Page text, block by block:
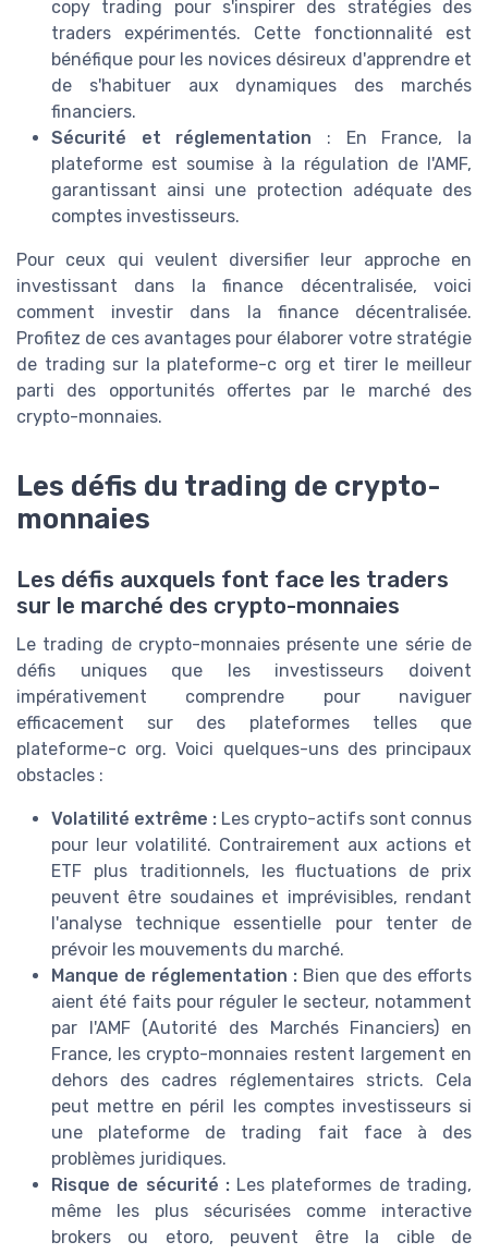
copy trading pour s'inspirer des stratégies des
traders expérimentés. Cette fonctionnalité est
bénéfique pour les novices désireux d'apprendre et
de s'habituer aux dynamiques des marchés
financiers.
Sécurité et réglementation : En France, la
plateforme est soumise à la régulation de l'AMF,
garantissant ainsi une protection adéquate des
comptes investisseurs.
Pour ceux qui veulent diversifier leur approche en
investissant dans la finance décentralisée, voici
comment investir dans la finance décentralisée.
Profitez de ces avantages pour élaborer votre stratégie
de trading sur la plateforme-c org et tirer le meilleur
parti des opportunités offertes par le marché des
crypto-monnaies.
Les défis du trading de crypto-
monnaies
Les défis auxquels font face les traders
sur le marché des crypto-monnaies
Le trading de crypto-monnaies présente une série de
défis uniques que les investisseurs doivent
impérativement comprendre pour naviguer
efficacement sur des plateformes telles que
plateforme-c org. Voici quelques-uns des principaux
obstacles :
Volatilité extrême : Les crypto-actifs sont connus
pour leur volatilité. Contrairement aux actions et
ETF plus traditionnels, les fluctuations de prix
peuvent être soudaines et imprévisibles, rendant
l'analyse technique essentielle pour tenter de
prévoir les mouvements du marché.
Manque de réglementation : Bien que des efforts
aient été faits pour réguler le secteur, notamment
par l'AMF (Autorité des Marchés Financiers) en
France, les crypto-monnaies restent largement en
dehors des cadres réglementaires stricts. Cela
peut mettre en péril les comptes investisseurs si
une plateforme de trading fait face à des
problèmes juridiques.
Risque de sécurité :Les plateformes de trading,
même les plus sécurisées comme interactive
brokers ou etoro, peuvent être la cible de